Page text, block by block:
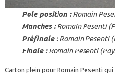
Pole position :Romain
Manches : Romain Pesenti
Préfinale : Romain Pesenti
Finale : Romain Pesenti
Carton plein pour Romain Pesenti